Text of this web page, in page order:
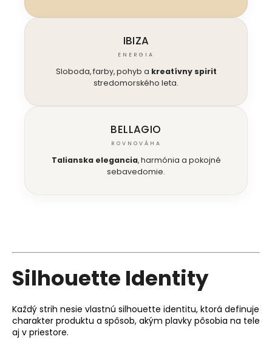
IBIZA
ENERGIA
Sloboda, farby, pohyb a kreatívny spirit
stredomorského leta.
BELLAGIO
ROVNOVÁHA
Talianska elegancia, harmónia a pokojné
sebavedomie.
Silhouette Identity
Každý strih nesie vlastnú silhouette identitu, ktorá definuje
charakter produktu a spôsob, akým plavky pôsobia na tele
aj v priestore.